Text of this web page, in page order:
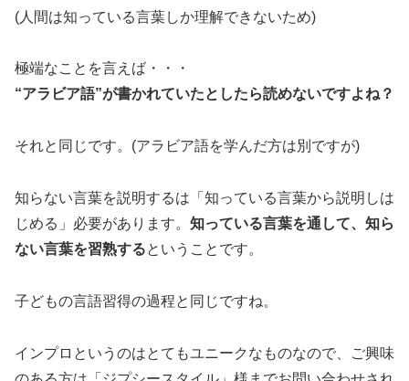
(人間は知っている言葉しか理解できないため)
極端なことを言えば・・・
“アラビア語”が書かれていたとしたら読めないですよね？
それと同じです。(アラビア語を学んだ方は別ですが)
知らない言葉を説明するは「知っている言葉から説明しは
じめる」必要があります。 知っている言葉を通して、知ら
ない言葉を習熟するということです。
子どもの言語習得の過程と同じですね。
インプロというのはとてもユニークなものなので、ご興味